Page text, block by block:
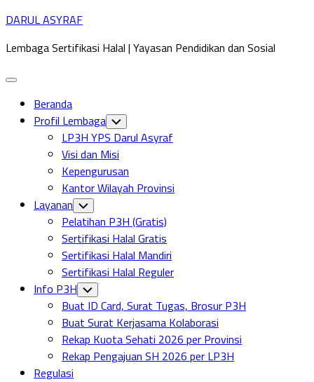
Skip
content
DARUL ASYRAF
Lembaga Sertifikasi Halal | Yayasan Pendidikan dan Sosial
Expand
Beranda
Profil Lembaga Toggle
Child
Menu
LP3H YPS Darul Asyraf
Visi dan Misi
Kepengurusan
Kantor Wilayah Provinsi
Layanan Toggle
Child
Menu
Pelatihan P3H (Gratis)
Sertifikasi Halal Gratis
Sertifikasi Halal Mandiri
Sertifikasi Halal Reguler
Info P3H Toggle
Child
Menu
Buat ID Card, Surat Tugas, Brosur P3H
Buat Surat Kerjasama Kolaborasi
Rekap Kuota Sehati 2026 per Provinsi
Rekap Pengajuan SH 2026 per LP3H
Regulasi